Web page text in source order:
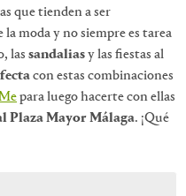
que tienden a ser
moda y no siempre es tarea
las sandaliasy las fiestas al
con estas combinaciones
para luego hacerte con ellas
Plaza Mayor Málaga. ¡Qué